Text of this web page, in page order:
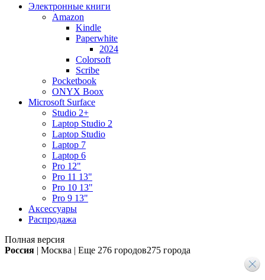
Электронные книги
Amazon
Kindle
Paperwhite
2024
Colorsoft
Scribe
Pocketbook
ONYX Boox
Microsoft Surface
Studio 2+
Laptop Studio 2
Laptop Studio
Laptop 7
Laptop 6
Pro 12"
Pro 11 13"
Pro 10 13"
Pro 9 13"
Аксессуары
Распродажа
Полная версия
Россия | Москва | Еще 276 городов275 города